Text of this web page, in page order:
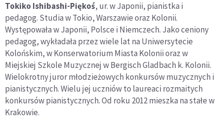
Tokiko Ishibashi-Piękoś, ur. w Japonii, pianistka i
pedagog. Studia w Tokio, Warszawie oraz Kolonii.
Występowała w Japonii, Polsce i Niemczech. Jako ceniony
pedagog, wykładała przez wiele lat na Uniwersytecie
Kolońskim, w Konserwatorium Miasta Kolonii oraz w
Miejskiej Szkole Muzycznej w Bergisch Gladbach k. Kolonii.
Wielokrotny juror młodzieżowych konkursów muzycznych i
pianistycznych. Wielu jej uczniów to laureaci rozmaitych
konkursów pianistycznych. Od roku 2012 mieszka na stałe w
Krakowie.